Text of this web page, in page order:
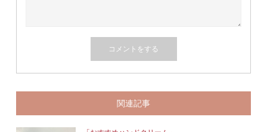
関連記事